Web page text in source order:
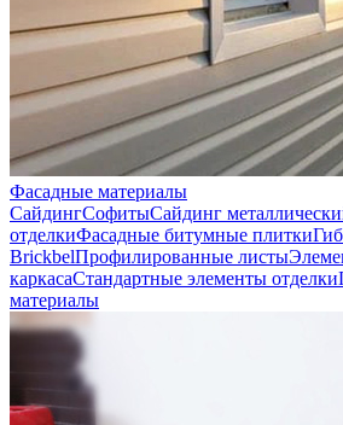
Фасадные материалы
СайдингСофитыСайдинг
отделкиФасадные битумные плитки
BrickbelПрофилированные листы
каркасаСтандартные элементы отделки
материалы